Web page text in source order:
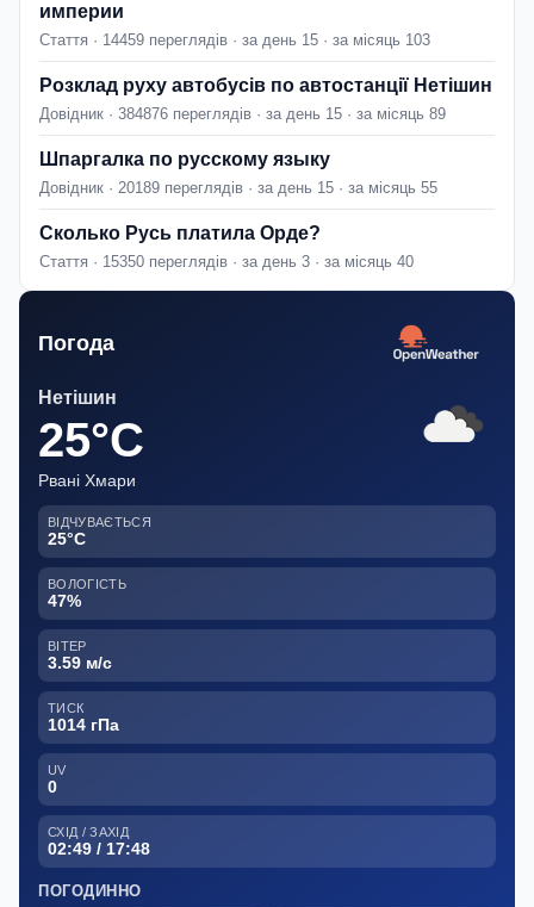
империи
Стаття · 14459 переглядів · за день 15 · за місяць 103
Розклад руху автобусів по автостанції Нетішин
Довідник · 384876 переглядів · за день 15 · за місяць 89
Шпаргалка по русскому языку
Довідник · 20189 переглядів · за день 15 · за місяць 55
Сколько Русь платила Орде?
Стаття · 15350 переглядів · за день 3 · за місяць 40
Погода
Нетішин
25°C
Рвані Хмари
ВІДЧУВАЄТЬСЯ
25°C
ВОЛОГІСТЬ
47%
ВІТЕР
3.59 м/с
ТИСК
1014 гПа
UV
0
СХІД / ЗАХІД
02:49 / 17:48
ПОГОДИННО